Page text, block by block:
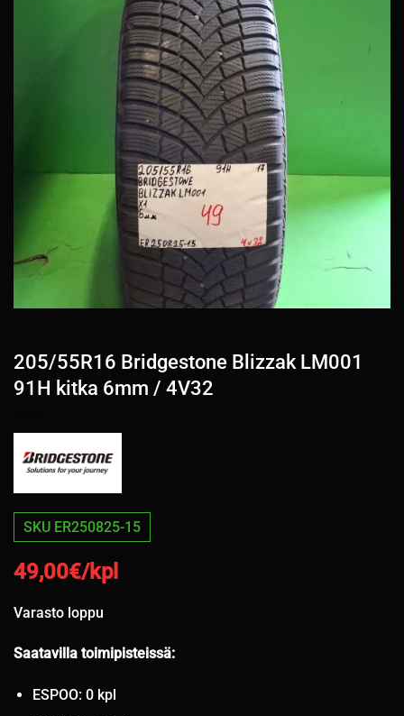
205/55R16 Bridgestone Blizzak LM001
91H kitka 6mm / 4V32
SKU ER250825-15
49,00€/kpl
Varasto loppu
Saatavilla toimipisteissä:
ESPOO: 0 kpl